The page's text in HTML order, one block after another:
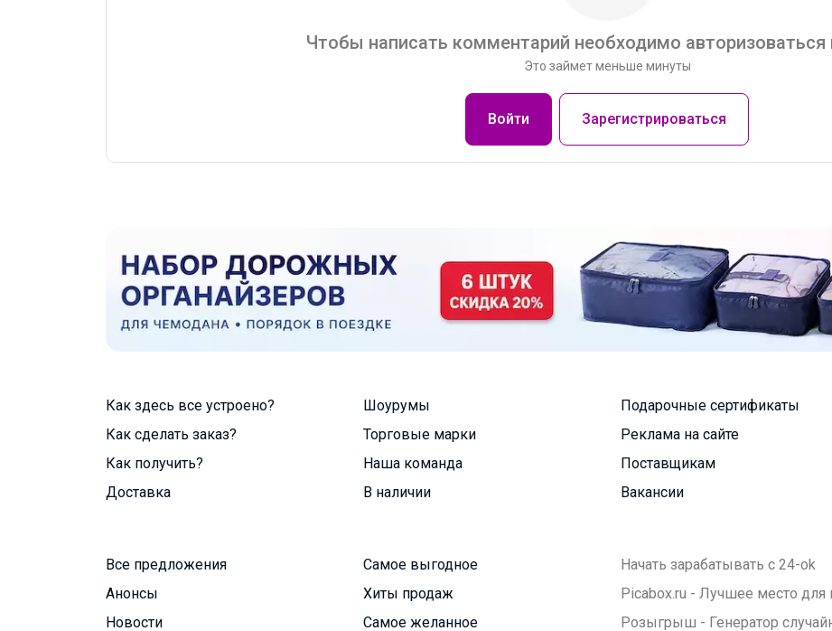
Чтобы написать комментарий необходимо авторизоваться
Это займет меньше минуты
Войти Зарегистрироваться
Как здесь все устроено?
Как сделать заказ?
Как получить?
Доставка
Шоурумы
Торговые марки
Наша команда
В наличии
Подарочные сертификаты
Реклама на сайте
Поставщикам
Вакансии
Все предложения
Анонсы
Новости
Самое выгодное
Хиты продаж
Самое желанное
Начать зарабатывать с 24-ok
Picabox.ru - Лучшее место
Розыгрыш - Генератор